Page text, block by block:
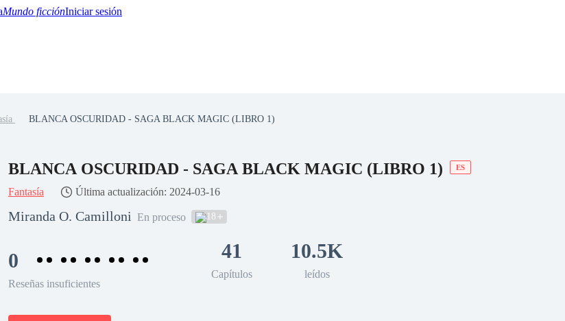
Mundo ficciónIniciar sesión
BLANCA OSCURIDAD - SAGA BLACK MAGIC (LIBRO 1)
BLANCA OSCURIDAD - SAGA BLACK MAGIC (LIBRO 1) ES
Fantasía Última actualización: 2024-03-16
Miranda O. Camilloni En proceso 18
0
Reseñas insuficientes
41
Capítulos
10.5K
leídos